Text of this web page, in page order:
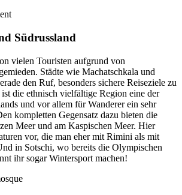
Südrussland
vielen Touristen aufgrund von
Städte wie Machatschkala und
den Ruf, besonders sichere Reiseziele zu
die ethnisch vielfältige Region eine der
und vor allem für Wanderer ein sehr
kompletten Gegensatz dazu bieten die
Meer und am Kaspischen Meer. Hier
vor, die man eher mit Rimini als mit
in Sotschi, wo bereits die Olympischen
ihr sogar Wintersport machen!